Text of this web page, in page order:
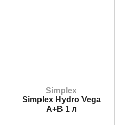
Simplex
Simplex Hydro Vega
A+B 1 л